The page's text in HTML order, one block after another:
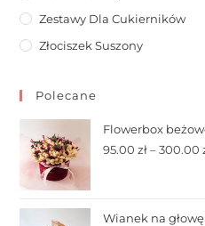
Zestawy Dla Cukierników
Złociszek Suszony
Polecane
Flowerbox
95.00zł – 300.00
Wianek na